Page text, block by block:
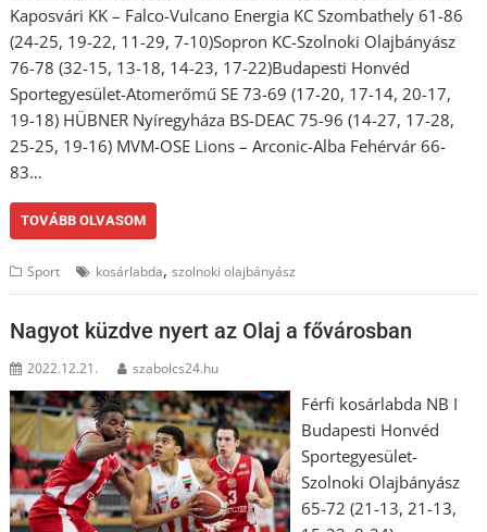
Kaposvári KK – Falco-Vulcano Energia KC Szombathely 61-86
(24-25, 19-22, 11-29, 7-10)Sopron KC-Szolnoki Olajbányász
76-78 (32-15, 13-18, 14-23, 17-22)Budapesti Honvéd
Sportegyesület-Atomerőmű SE 73-69 (17-20, 17-14, 20-17,
19-18) HÜBNER Nyíregyháza BS-DEAC 75-96 (14-27, 17-28,
25-25, 19-16) MVM-OSE Lions – Arconic-Alba Fehérvár 66-
83…
TOVÁBB OLVASOM
Sport kosárlabda,szolnoki olajbányász
Nagyot küzdve nyert az Olaj a fővárosban
2022.12.21. szabolcs24.hu
Férfi kosárlabda NB I
Budapesti Honvéd
Sportegyesület-
Szolnoki Olajbányász
65-72 (21-13, 21-13,